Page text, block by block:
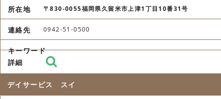
〒830-0055福岡県久留米市上津1丁目10番31号
0942-51-0500
デイサービス スイ